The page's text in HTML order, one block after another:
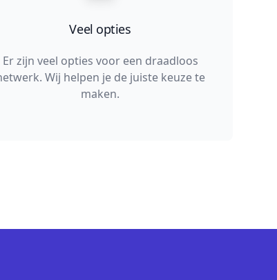
Veel opties
Er zijn veel opties voor een draadloos
Wij helpen je de juiste keuze te
maken.